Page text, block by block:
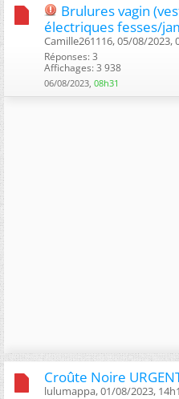
Brulures vagin
électriques fesses/
Camille261116, 05/08/2023,
Réponses: 3
Affichages: 3 938
06/08/2023, 08h31
Croûte Noire
lulumappa, 01/08/2023,